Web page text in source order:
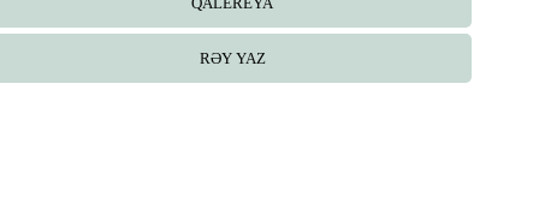
RƏY YAZ